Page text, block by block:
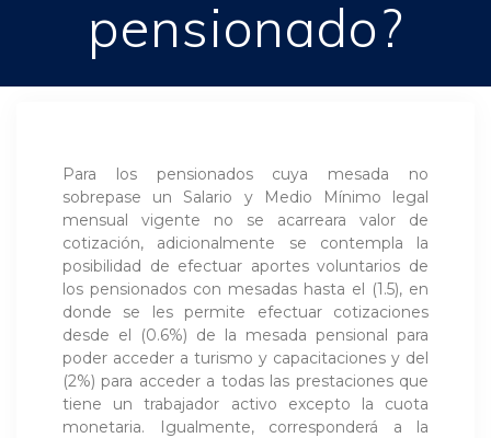
pensionado?
Para los pensionados cuya mesada no
sobrepase un Salario y Medio Mínimo legal
mensual vigente no se acarreara valor de
cotización, adicionalmente se contempla la
posibilidad de efectuar aportes voluntarios de
los pensionados con mesadas hasta el (1.5), en
donde se les permite efectuar cotizaciones
desde el (0.6%) de la mesada pensional para
poder acceder a turismo y capacitaciones y del
(2%) para acceder a todas las prestaciones que
tiene un trabajador activo excepto la cuota
monetaria. Igualmente, corresponderá a la